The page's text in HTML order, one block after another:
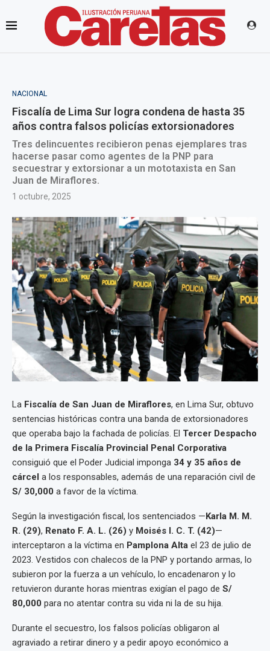
NACIONAL
Fiscalía de Lima Sur logra condena de hasta 35
años contra falsos policías extorsionadores
Tres delincuentes recibieron penas ejemplares tras
hacerse pasar como agentes de la PNP para
secuestrar y extorsionar a un mototaxista en San
Juan de Miraflores.
1 octubre, 2025
La Fiscalía de San Juan de Miraflores, en Lima Sur, obtuvo
sentencias históricas contra una banda de extorsionadores
que operaba bajo la fachada de policías. El Tercer Despacho
de la Primera Fiscalía Provincial Penal Corporativa
consiguió que el Poder Judicial imponga 34 y 35 años de
cárcel a los responsables, además de una reparación civil de
S/ 30,000 a favor de la víctima.
Según la investigación fiscal, los sentenciados —Karla M. M.
R. (29), Renato F. A. L. (26) y Moisés I. C. T. (42)—
interceptaron a la víctima en Pamplona Alta el 23 de julio de
2023. Vestidos con chalecos de la PNP y portando armas, lo
subieron por la fuerza a un vehículo, lo encadenaron y lo
retuvieron durante horas mientras exigían el pago de S/
80,000 para no atentar contra su vida ni la de su hija.
Durante el secuestro, los falsos policías obligaron al
agraviado a retirar dinero y a pedir apoyo económico a